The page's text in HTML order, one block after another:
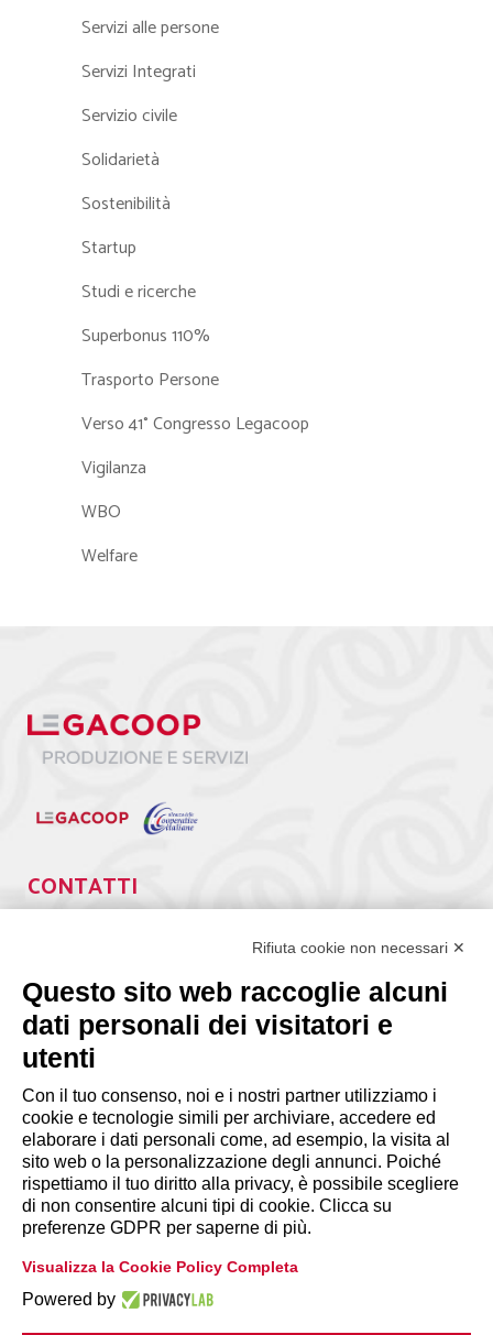
Servizi alle persone
Servizi Integrati
Servizio civile
Solidarietà
Sostenibilità
Startup
Studi e ricerche
Superbonus 110%
Trasporto Persone
Verso 41° Congresso Legacoop
Vigilanza
WBO
Welfare
CONTATTI
segreteria@lps.coop
INFORMAZIONI
Disclaimer
Privacy Policy
Cookie Policy|Modifica preferenze
Rifiuta cookie non necessari ✕
Questo sito web raccoglie alcuni
dati personali dei visitatori e
utenti
Con il tuo consenso, noi e i nostri partner utilizziamo i
cookie e tecnologie simili per archiviare, accedere ed
elaborare i dati personali come, ad esempio, la visita al
sito web o la personalizzazione degli annunci. Poiché
rispettiamo il tuo diritto alla privacy, è possibile scegliere
di non consentire alcuni tipi di cookie. Clicca su
preferenze GDPR per saperne di più.
Visualizza la Cookie Policy Completa
Powered by